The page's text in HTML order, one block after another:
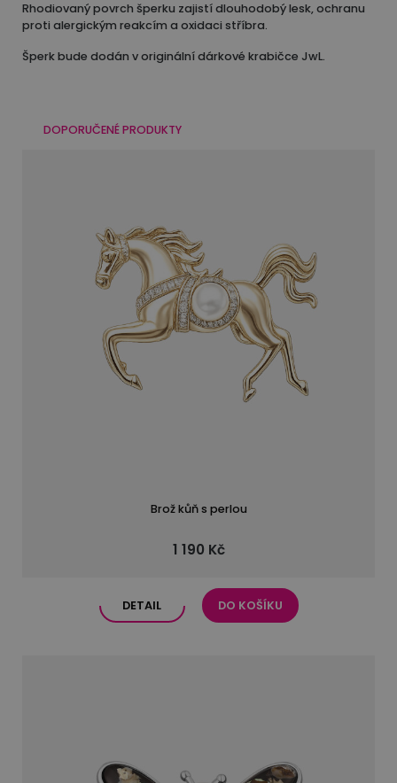
Rhodiovaný povrch šperku zajistí dlouhodobý lesk, ochranu
proti alergickým reakcím a oxidaci stříbra.
Šperk bude dodán v originální dárkové krabičce JwL.
DOPORUČENÉ PRODUKTY
Brož kůň s perlou
1 190 Kč
DETAIL DO KOŠÍKU